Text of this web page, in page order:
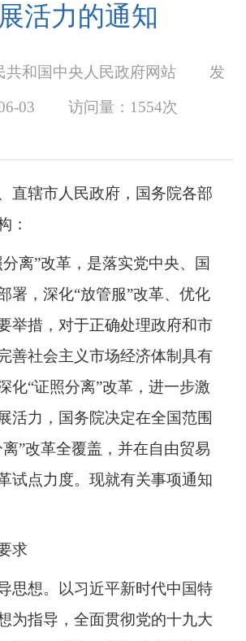
活力的通知
共和国中央人民政府网站 发
03 访问量： 1554次
直辖市人民政府，国务院各部
：
离”改革，是落实党中央、国
署，深化“放管服”改革、优化
举措，对于正确处理政府和市
善社会主义市场经济体制具有
化“证照分离”改革，进一步激
活力，国务院决定在全国范围
”改革全覆盖，并在自由贸易
试点力度。现就有关事项通知
求
思想。以习近平新时代中国特
为指导，全面贯彻党的十九大